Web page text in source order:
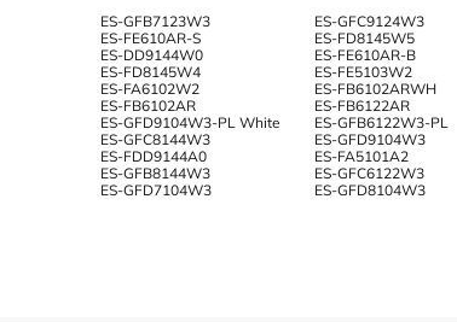
ES-GFB7123W3 ES-GFC9124W3
ES-FE610AR-S
ES-FD8145W5
ES-DD9144W0
ES-FE610AR-B
ES-FD8145W4
ES-FE5103W2
ES-FA6102W2
ES-FB6102ARWH
ES-FB6102AR
ES-FB6122AR
ES-GFD9104W3-PL White
ES-GFB6122W3-PL
ES-GFC8144W3
ES-GFD9104W3
ES-FDD9144A0
ES-FA5101A2
ES-GFB8144W3
ES-GFC6122W3
ES-GFD7104W3
ES-GFD8104W3